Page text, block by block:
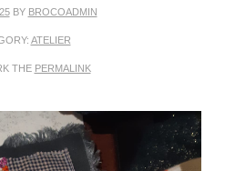
BY BROCOADMIN
ATELIER
THE PERMALINK